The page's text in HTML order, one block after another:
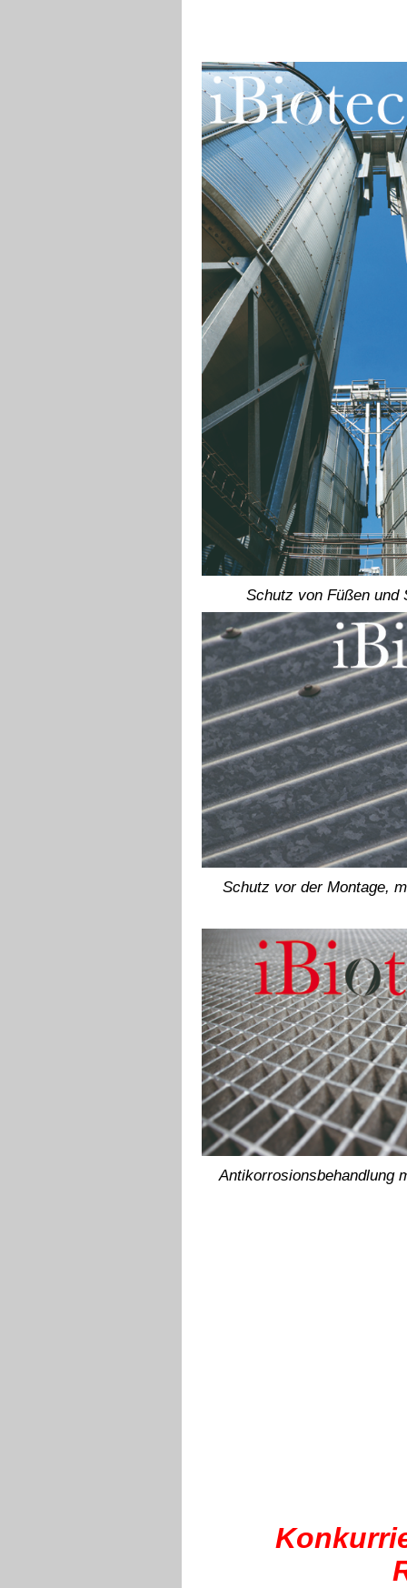
Schutz von Füßen und
Schutz vor der Montage,
Antikorrosionsbehandlung